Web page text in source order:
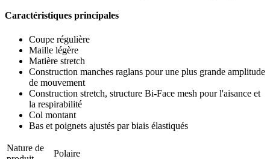
Caractéristiques principales
Coupe régulière
Maille légère
Matière stretch
Construction manches raglans pour une plus grande amplitude
de mouvement
Construction stretch, structure Bi-Face mesh pour l'aisance et
la respirabilité
Col montant
Bas et poignets ajustés par biais élastiqués
Nature de
Polaire